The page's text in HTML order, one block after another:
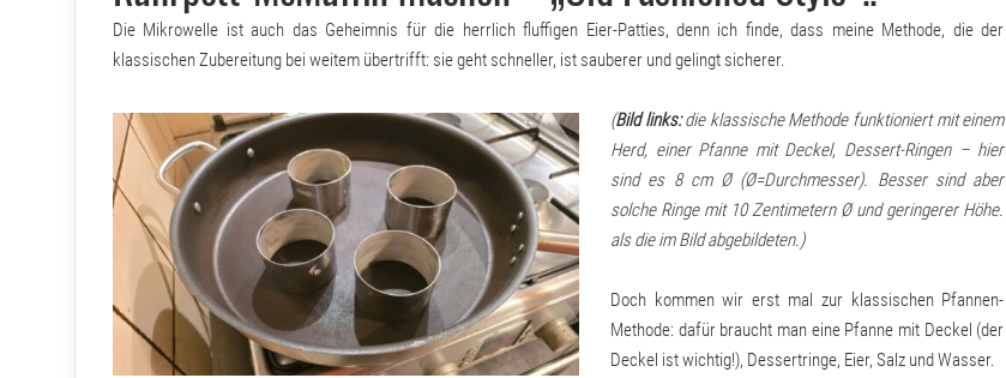
Die Mikrowelle ist auch das Geheimnis für die herrlich fluffigen Eier-Patties, denn ich finde, dass meine Methode, die der
klassischen Zubereitung bei weitem übertrifft: sie geht schneller, ist sauberer und gelingt sicherer.
(Bild links:die klassische Methode funktioniert mit einem
Herd, einer Pfanne mit Deckel, Dessert-Ringen – hier
sind es 8 cm Ø (Ø=Durchmesser). Besser sind aber
solche Ringe mit 10 Zentimetern Ø und geringerer Höhe.
als die im Bild abgebildeten.)
Doch kommen wir erst mal zur klassischen Pfannen-
Methode: dafür braucht man eine Pfanne mit Deckel (der
Deckel ist wichtig!), Dessertringe, Eier, Salz und Wasser.